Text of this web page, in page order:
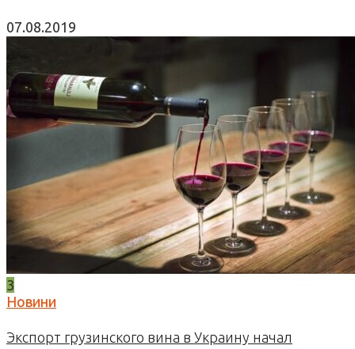
07.08.2019
3
Новини
Экспорт грузинского вина в Украину начал